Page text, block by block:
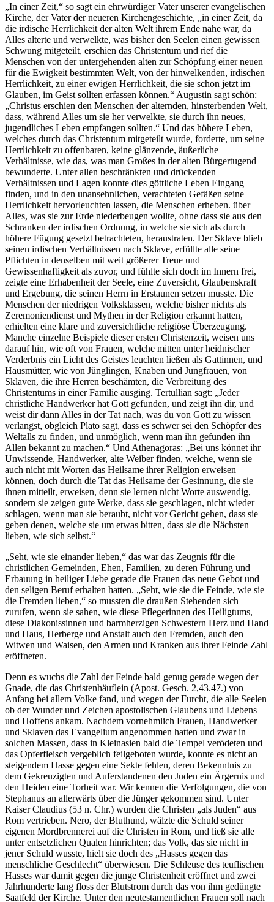
„In einer Zeit,“ so sagt ein ehrwürdiger Vater unserer evangelischen
Kirche, der Vater der neueren Kirchengeschichte, „in einer Zeit, da
die irdische Herrlichkeit der alten Welt ihrem Ende nahe war, da
Alles alterte und verwelkte, was bisher den Seelen einen gewissen
Schwung mitgeteilt, erschien das Christentum und rief die
Menschen von der untergehenden alten zur Schöpfung einer neuen
für die Ewigkeit bestimmten Welt, von der hinwelkenden, irdischen
Herrlichkeit, zu einer ewigen Herrlichkeit, die sie schon jetzt im
Glauben, im Geist sollten erfassen können.“ Augustin sagt schön:
„Christus erschien den Menschen der alternden, hinsterbenden Welt,
dass, während Alles um sie her verwelkte, sie durch ihn neues,
jugendliches Leben empfangen sollten.“ Und das höhere Leben,
welches durch das Christentum mitgeteilt wurde, forderte, um seine
Herrlichkeit zu offenbaren, keine glänzende, äußerliche
Verhältnisse, wie das, was man Großes in der alten Bürgertugend
bewunderte. Unter allen beschränkten und drückenden
Verhältnissen und Lagen konnte dies göttliche Leben Eingang
finden, und in den unansehnlichen, verachteten Gefäßen seine
Herrlichkeit hervorleuchten lassen, die Menschen erheben. über
Alles, was sie zur Erde niederbeugen wollte, ohne dass sie aus den
Schranken der irdischen Ordnung, in welche sie sich als durch
höhere Fügung gesetzt betrachteten, heraustraten. Der Sklave blieb
seinen irdischen Verhältnissen nach Sklave, erfüllte alle seine
Pflichten in denselben mit weit größerer Treue und
Gewissenhaftigkeit als zuvor, und fühlte sich doch im Innern frei,
zeigte eine Erhabenheit der Seele, eine Zuversicht, Glaubenskraft
und Ergebung, die seinen Herrn in Erstaunen setzen musste. Die
Menschen der niedrigen Volksklassen, welche bisher nichts als
Zeremoniendienst und Mythen in der Religion erkannt hatten,
erhielten eine klare und zuversichtliche religiöse Überzeugung.
Manche einzelne Beispiele dieser ersten Christenzeit, weisen uns
darauf hin, wie oft von Frauen, welche mitten unter heidnischer
Verderbnis ein Licht des Geistes leuchten ließen als Gattinnen, und
Hausmütter, wie von Jünglingen, Knaben und Jungfrauen, von
Sklaven, die ihre Herren beschämten, die Verbreitung des
Christentums in einer Familie ausging. Tertullian sagt: „Jeder
christliche Handwerker hat Gott gefunden, und zeigt ihn dir, und
weist dir dann Alles in der Tat nach, was du von Gott zu wissen
verlangst, obgleich Plato sagt, dass es schwer sei den Schöpfer des
Weltalls zu finden, und unmöglich, wenn man ihn gefunden ihn
Allen bekannt zu machen.“ Und Athenagoras: „Bei uns könnet ihr
Unwissende, Handwerker, alte Weiber finden, welche, wenn sie
auch nicht mit Worten das Heilsame ihrer Religion erweisen
können, doch durch die Tat das Heilsame der Gesinnung, die sie
ihnen mitteilt, erweisen, denn sie lernen nicht Worte auswendig,
sondern sie zeigen gute Werke, dass sie geschlagen, nicht wieder
schlagen, wenn man sie beraubt, nicht vor Gericht gehen, dass sie
geben denen, welche sie um etwas bitten, dass sie die Nächsten
lieben, wie sich selbst.“
„Seht, wie sie einander lieben,“ das war das Zeugnis für die
christlichen Gemeinden, Ehen, Familien, zu deren Führung und
Erbauung in heiliger Liebe gerade die Frauen das neue Gebot und
den seligen Beruf erhalten hatten. „Seht, wie sie die Feinde, wie sie
die Fremden lieben,“ so mussten die draußen Stehenden sich
zurufen, wenn sie sahen, wie diese Pflegerinnen des Heiligtums,
diese Diakonissinnen und barmherzigen Schwestern Herz und Hand
und Haus, Herberge und Anstalt auch den Fremden, auch den
Witwen und Waisen, den Armen und Kranken aus ihrer Feinde Zahl
eröffneten.
Denn es wuchs die Zahl der Feinde bald genug gerade wegen der
Gnade, die das Christenhäuflein (Apost. Gesch. 2,43.47.) von
Anfang bei allem Volke fand, und wegen der Furcht, die alle Seelen
ob der Wunder und Zeichen apostolischen Glaubens und Liebens
und Hoffens ankam. Nachdem vornehmlich Frauen, Handwerker
und Sklaven das Evangelium angenommen hatten und zwar in
solchen Massen, dass in Kleinasien bald die Tempel verödeten und
das Opferfleisch vergeblich feilgeboten wurde, konnte es nicht an
steigendem Hasse gegen eine Sekte fehlen, deren Bekenntnis zu
dem Gekreuzigten und Auferstandenen den Juden ein Ärgernis und
den Heiden eine Torheit war. Wir kennen die Verfolgungen, die von
Stephanus an allerwärts über die Jünger gekommen sind. Unter
Kaiser Claudius (53 n. Chr.) wurden die Christen „als Juden“ aus
Rom vertrieben. Nero, der Bluthund, wälzte die Schuld seiner
eigenen Mordbrennerei auf die Christen in Rom, und ließ sie alle
unter entsetzlichen Qualen hinrichten; das Volk, das sie nicht in
jener Schuld wusste, hielt sie doch des „Hasses gegen das
menschliche Geschlecht“ überwiesen. Die Schleuse des teuflischen
Hasses war damit gegen die junge Christenheit eröffnet und zwei
Jahrhunderte lang floss der Blutstrom durch das von ihm gedüngte
Saatfeld der Kirche. Unter den neutestamentlichen Frauen soll nach